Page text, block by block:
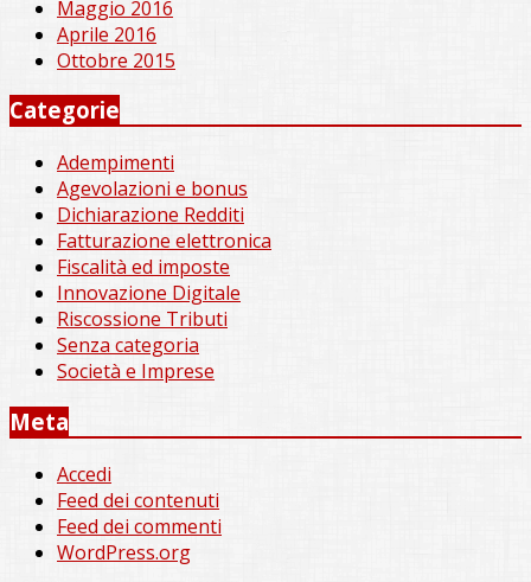
Maggio 2016
Aprile 2016
Ottobre 2015
Categorie
Adempimenti
Agevolazioni e bonus
Dichiarazione Redditi
Fatturazione elettronica
Fiscalità ed imposte
Innovazione Digitale
Riscossione Tributi
Senza categoria
Società e Imprese
Meta
Accedi
Feed dei contenuti
Feed dei commenti
WordPress.org